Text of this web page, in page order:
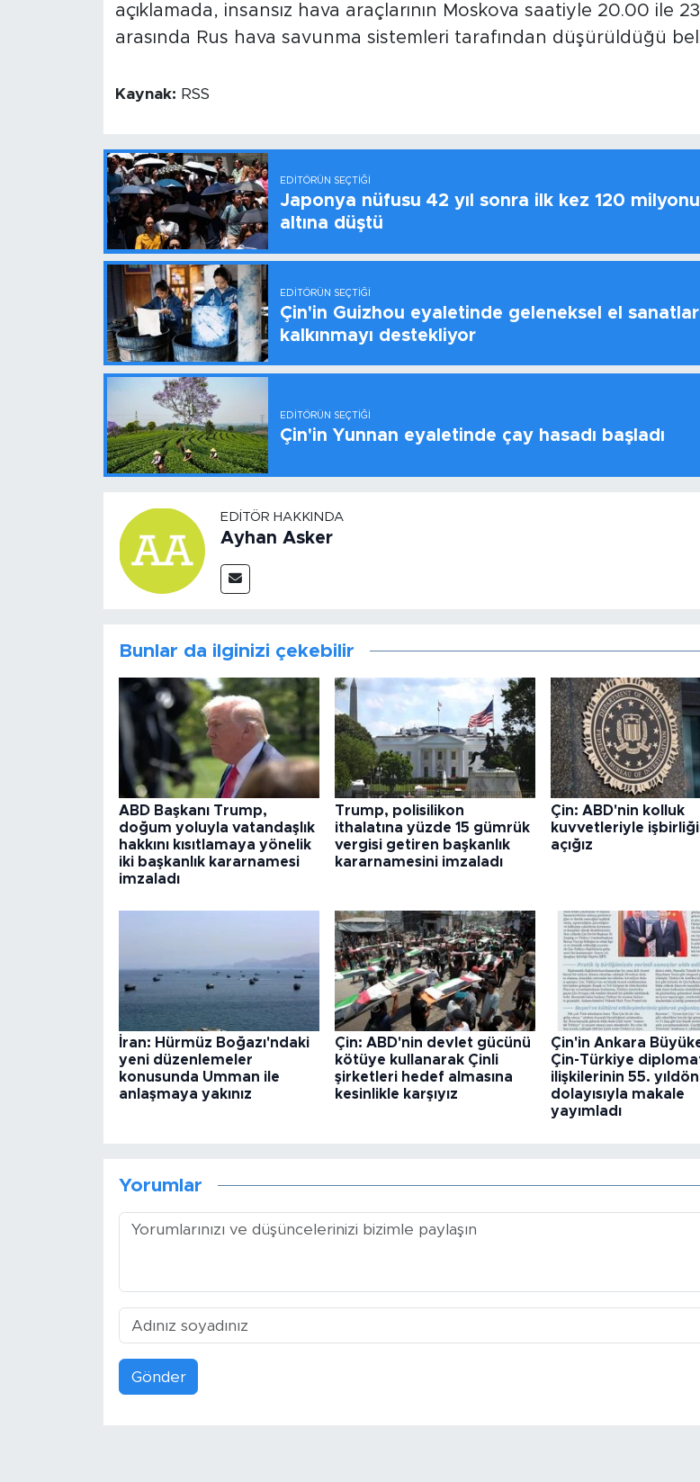
açıklamada, insansız hava araçlarının Moskova saatiyle 20.00 ile
arasında Rus hava savunma sistemleri tarafından düşürüldüğü
Kaynak: RSS
EDITÖRÜN SEÇTIĞI
Japonya nüfusu 42 yıl sonra ilk kez 120
altına düştü
EDITÖRÜN SEÇTIĞI
Çin'in Guizhou eyaletinde geleneksel el sanatları
kalkınmayı destekliyor
EDITÖRÜN SEÇTIĞI
Çin'in Yunnan eyaletinde çay hasadı başladı
EDITÖR HAKKINDA
Ayhan Asker
Bunlar da ilginizi çekebilir
ABD Başkanı Trump,
doğum yoluyla vatandaşlık
hakkını kısıtlamaya yönelik
iki başkanlık kararnamesi
imzaladı
Trump, polisilikon
ithalatına yüzde 15 gümrük
vergisi getiren başkanlık
kararnamesini imzaladı
Çin: ABD'nin kolluk
kuvvetleriyle
açığız
İran: Hürmüz Boğazı'ndaki
yeni düzenlemeler
konusunda Umman ile
anlaşmaya yakınız
Çin: ABD'nin devlet gücünü
kötüye kullanarak Çinli
şirketleri hedef almasına
kesinlikle karşıyız
Çin'in Ankara
Çin-Türkiye
ilişkilerinin 55.
dolayısıyla makale
yayımladı
Yorumlar
Gönder